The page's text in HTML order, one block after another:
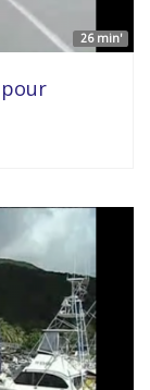
26 min'